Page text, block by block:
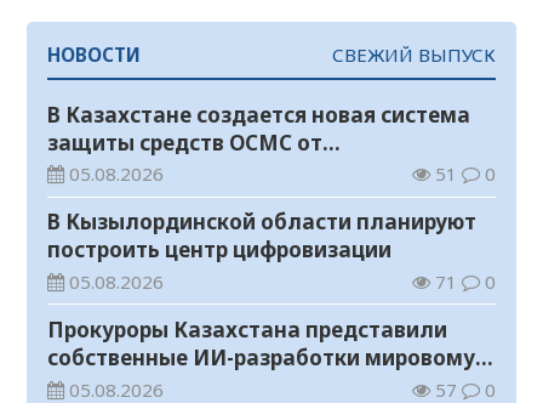
НОВОСТИ СВЕЖИЙ ВЫПУСК
В Казахстане создается новая система
защиты средств ОСМС от
необоснованных выплат
05.08.2026 51 0
В Кызылординской области планируют
построить центр цифровизации
05.08.2026 71 0
Прокуроры Казахстана представили
собственные ИИ-разработки мировому
эксперту Кай-Фу Ли
05.08.2026 57 0